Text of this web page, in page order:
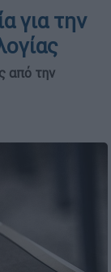
για την
από την